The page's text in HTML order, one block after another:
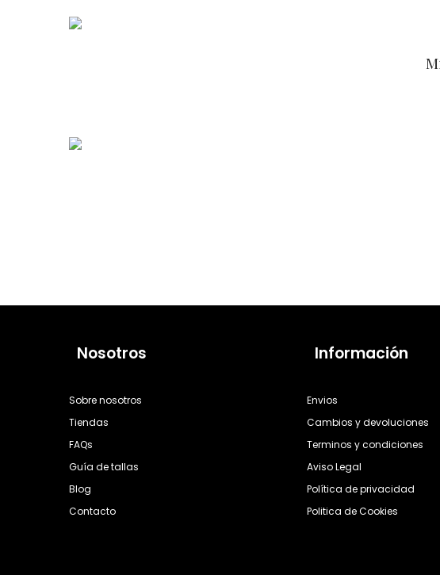
Nosotros
Sobre nosotros
Tiendas
FAQs
Guía de tallas
Blog
Contacto
Información
Envios
Cambios y devoluciones
Terminos y condiciones
Aviso Legal
Política de privacidad
Politica de Cookies